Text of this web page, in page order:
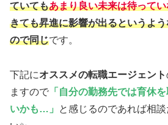
ていてもあまり良い未来は待って
きても昇進に影響が出るというよ
ので同じです。
下記にオススメの転職エージェント
ますので 「自分の勤務先では育休
いかも…」
と感じるのであれば相